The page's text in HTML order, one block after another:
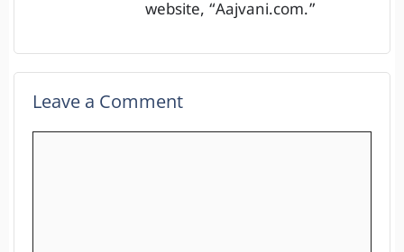
website, “Aajvani.com.”
Leave a Comment